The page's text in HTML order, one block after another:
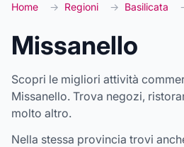
Home → Regioni → Basilicata
Missanello
Scopri le migliori attività
Missanello. Trova negozi,
molto altro.
Nella stessa provincia trovi